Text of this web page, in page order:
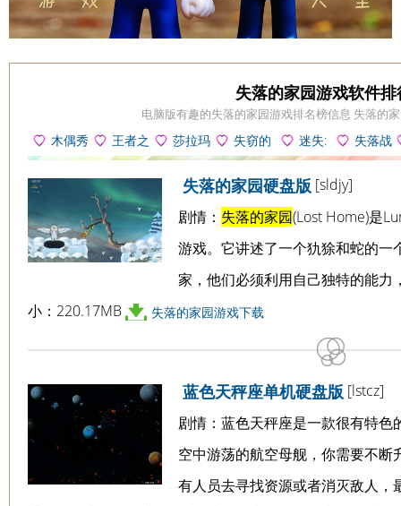
失落的家园游戏软件排
电脑版有趣的失落的家园游戏排名榜信息 失落的
木偶秀
3失落的
小镇游戏
王者之
路失落之
地游戏
莎拉玛
莉布与迷
失世界游
戏
失窃的
护身符游
戏
迷失:
穿越多莫
斯游戏
失落战
机游戏
失落的家园硬盘版 [sldjy]
剧情： 失落的家园(Lost Home)是
游戏。它讲述了一个犰狳和蛇的
家，他们必须利用自己独特的能
小：220.17MB
失落的家园游戏下载
蓝色天秤座单机硬盘版 [lstcz]
剧情：蓝色天秤座是一款很有特
空中游荡的航空母舰，你需要不
有人员去寻找资源或者消灭敌人，